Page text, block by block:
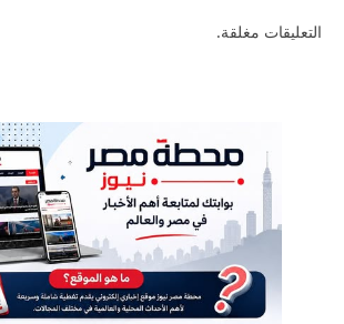
التعليقات مغلقة.